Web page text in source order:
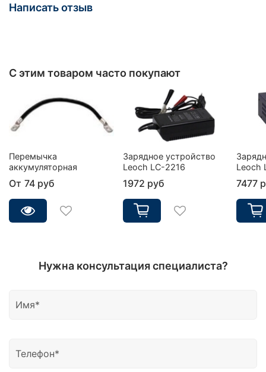
Написать отзыв
С этим товаром часто покупают
Перемычка
аккумуляторная
От 74 руб
Зарядное устройство
Leoch LC-2216
1972 руб
Leoch
7477
Нужна консультация специалиста?